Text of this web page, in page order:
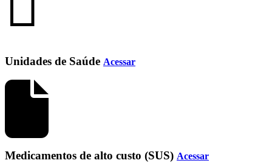
Unidades de Saúde Acessar
Medicamentos de alto custo (SUS) Acessar